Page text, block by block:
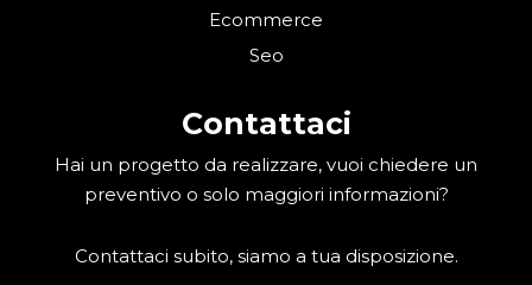
Ecommerce
Seo
Contattaci
Hai un progetto da realizzare, vuoi chiedere un
preventivo o solo maggiori informazioni?
Contattaci subito, siamo a tua disposizione.